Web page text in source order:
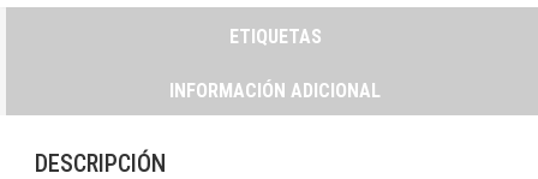
ETIQUETAS
INFORMACIÓN ADICIONAL
DESCRIPCIÓN